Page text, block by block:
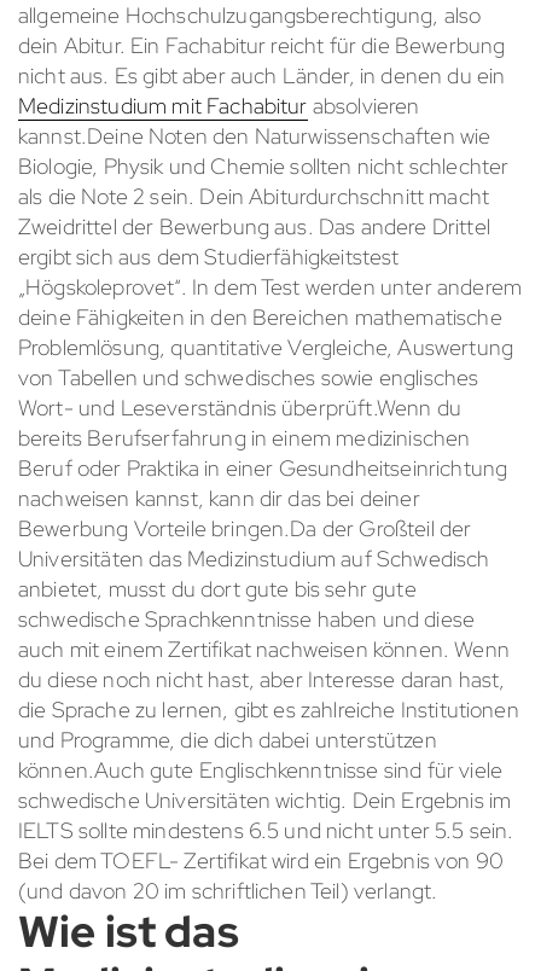
allgemeine Hochschulzugangsberechtigung, also
dein Abitur. Ein Fachabitur reicht für die Bewerbung
nicht aus. Es gibt aber auch Länder, in denen du ein
Medizinstudium mit Fachabitur absolvieren
kannst.Deine Noten den Naturwissenschaften wie
Biologie, Physik und Chemie sollten nicht schlechter
als die Note 2 sein. Dein Abiturdurchschnitt macht
Zweidrittel der Bewerbung aus. Das andere Drittel
ergibt sich aus dem Studierfähigkeitstest
„Högskoleprovet“. In dem Test werden unter anderem
deine Fähigkeiten in den Bereichen mathematische
Problemlösung, quantitative Vergleiche, Auswertung
von Tabellen und schwedisches sowie englisches
Wort- und Leseverständnis überprüft.Wenn du
bereits Berufserfahrung in einem medizinischen
Beruf oder Praktika in einer Gesundheitseinrichtung
nachweisen kannst, kann dir das bei deiner
Bewerbung Vorteile bringen.Da der Großteil der
Universitäten das Medizinstudium auf Schwedisch
anbietet, musst du dort gute bis sehr gute
schwedische Sprachkenntnisse haben und diese
auch mit einem Zertifikat nachweisen können. Wenn
du diese noch nicht hast, aber Interesse daran hast,
die Sprache zu lernen, gibt es zahlreiche Institutionen
und Programme, die dich dabei unterstützen
können.Auch gute Englischkenntnisse sind für viele
schwedische Universitäten wichtig. Dein Ergebnis im
IELTS sollte mindestens 6.5 und nicht unter 5.5 sein.
Bei dem TOEFL- Zertifikat wird ein Ergebnis von 90
(und davon 20 im schriftlichen Teil) verlangt.
Wie ist das